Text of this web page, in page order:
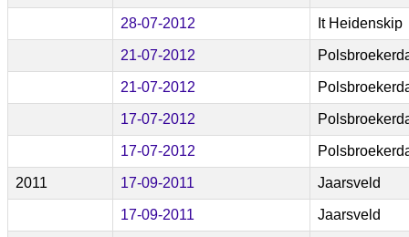
28-07-2012 It Heidenskip
21-07-2012
21-07-2012
17-07-2012
17-07-2012
2011 17-09-2011 Jaarsveld
17-09-2011 Jaarsveld